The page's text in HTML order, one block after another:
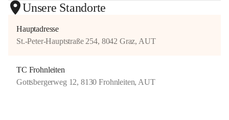
Unsere Standorte
Hauptadresse
St.-Peter-Hauptstraße 254, 8042 Graz, AUT
TC Frohnleiten
Gottsbergerweg 12, 8130 Frohnleiten, AUT